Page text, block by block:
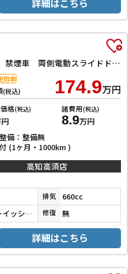
詳細はこちら
ハイブリッドXZ 届出済未使用車 禁煙車 両側電動スライドドア クリアランスソナー オートクルーズコントロール レーンアシスト 衝突被害軽減システム オートライト LEDヘッドランプ ヘッドライトウォッシャー
(税込) 174.9万円
格(税込) 諸費用(税込)
8.9万円
備：整備無
(1ヶ月・1000km )
用車
高知高須店
排気 660cc
ブルーイッシュブラックパール３ 修復 無
詳細はこちら